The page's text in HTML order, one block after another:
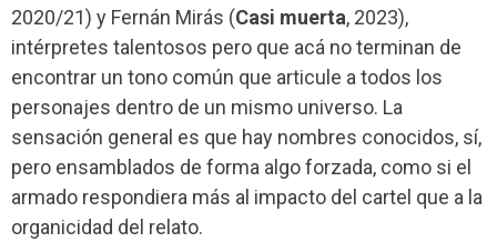
2020/21) y Fernán Mirás (Casi muerta, 2023),
intérpretes talentosos pero que acá no terminan de
encontrar un tono común que articule a todos los
personajes dentro de un mismo universo. La
sensación general es que hay nombres conocidos, sí,
pero ensamblados de forma algo forzada, como si el
armado respondiera más al impacto del cartel que a la
organicidad del relato.